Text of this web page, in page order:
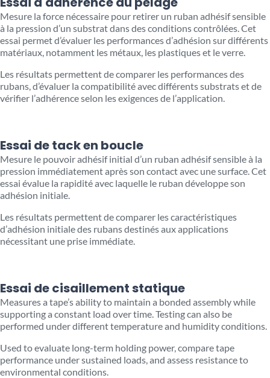
Mesure la force nécessaire pour retirer un ruban adhésif sensible
à la pression d’un substrat dans des conditions contrôlées. Cet
essai permet d’évaluer les performances d’adhésion sur différents
matériaux, notamment les métaux, les plastiques et le verre.
Les résultats permettent de comparer les performances des
rubans, d’évaluer la compatibilité avec différents substrats et de
vérifier l’adhérence selon les exigences de l’application.
Essai de tack en boucle
Mesure le pouvoir adhésif initial d’un ruban adhésif sensible à la
pression immédiatement après son contact avec une surface. Cet
essai évalue la rapidité avec laquelle le ruban développe son
adhésion initiale.
Les résultats permettent de comparer les caractéristiques
d’adhésion initiale des rubans destinés aux applications
nécessitant une prise immédiate.
Essai de cisaillement statique
Measures a tape’s ability to maintain a bonded assembly while
supporting a constant load over time. Testing can also be
performed under different temperature and humidity conditions.
Used to evaluate long-term holding power, compare tape
performance under sustained loads, and assess resistance to
environmental conditions.